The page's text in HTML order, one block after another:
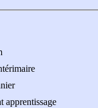
apprentissage